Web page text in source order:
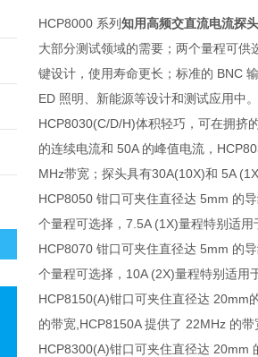
HCP8000 系列知用高频交直流电流探头
大部分测试领域的需要；两个量程可
键设计，使用寿命更长；标准的 BNC
ED 照明、新能源等设计和测试应用中。
HCP8030(C/D/H)体积轻巧，可在拥挤
的连续电流和 50A 的峰值电流，
MHz带宽；探头具有30A(10X)和 5A
HCP8050 钳口可夹住直径达 5mm 的
个量程可选择， 7.5A (1X)量程特别适用
HCP8070 钳口可夹住直径达 5mm 的
个量程可选择， 10A (2X)量程特别适用
HCP8150(A)钳口可夹住直径达 20mm
的带宽 ,HCP8150A提供了 22MHz 的带
HCP8300(A)钳口可夹住直径达 20mm